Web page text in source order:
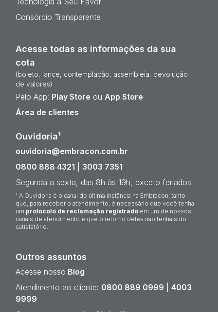
Consórcio Transparente
Acesse todas as informações da sua
cota
(boleto, lance, contemplação, assembleia, devolução
de valores)
Pelo App: Play Store ou App Store
Área de clientes
Ouvidoria¹
ouvidoria@embracon.com.br
0800 888 4321
3003 7351
Segunda a sexta, das 8h às 19h, exceto feriados
¹ A Ouvidoria é o canal de última instância na Embracon, tanto
que, para receber o atendimento, é necessário que você tenha
um protocolo de reclamação registrado em um de nossos
canais de atendimento e que o retorno deles não tenha sido
satisfatório.
Outros assuntos
Acesse nosso Blog
Atendimento ao cliente: 0800 889 0999
4003
9999